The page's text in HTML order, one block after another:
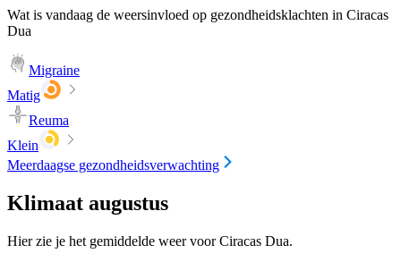
Wat is vandaag de weersinvloed op gezondheidsklachten in Ciracas
Dua
Migraine
Matig
Reuma
Klein
Meerdaagse gezondheidsverwachting
Klimaat augustus
Hier zie je het gemiddelde weer voor Ciracas Dua.